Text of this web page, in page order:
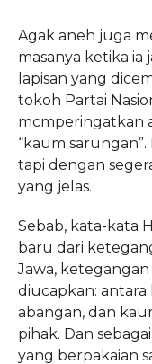
Agak aneh juga
masanya ketika ia
lapisan yang
tokoh Partai
mcmperingatkan
“kaum
tapi dengan
yang jelas.
Sebab, kata-kata
baru dari
Jawa,
diucapkan:
abangan, dan
pihak. Dan
yang berpakaian